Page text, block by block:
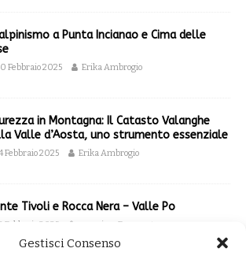
Gestisci Consenso
a Punta Incianao e Cima delle
Febbraio 2025 Erika Ambrogio
in Montagna: Il Catasto Valanghe
Valle d’Aosta, uno strumento essenziale
Febbraio 2025 Erika Ambrogio
Tivoli e Rocca Nera – Valle Po
Febbraio 2025 massimo Frumento